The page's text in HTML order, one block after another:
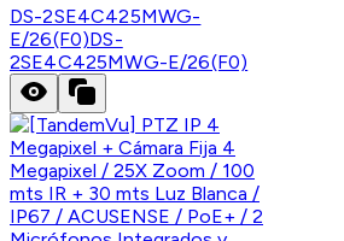
DS-2SE4C425MWG-
E/26(F0)DS-
2SE4C425MWG-E/26(F0)